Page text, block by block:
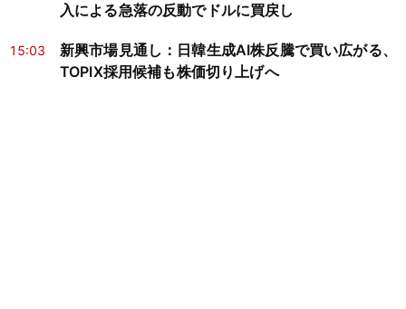
入による急落の反動でドルに買戻し
15:03
新興市場見通し：日韓生成AI株反騰で買い広がる、
TOPIX採用候補も株価切り上げへ